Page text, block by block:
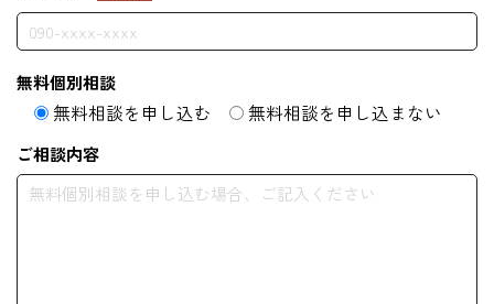
無料個別相談
無料相談を申し込む 無料相談を申し込まない
ご相談内容